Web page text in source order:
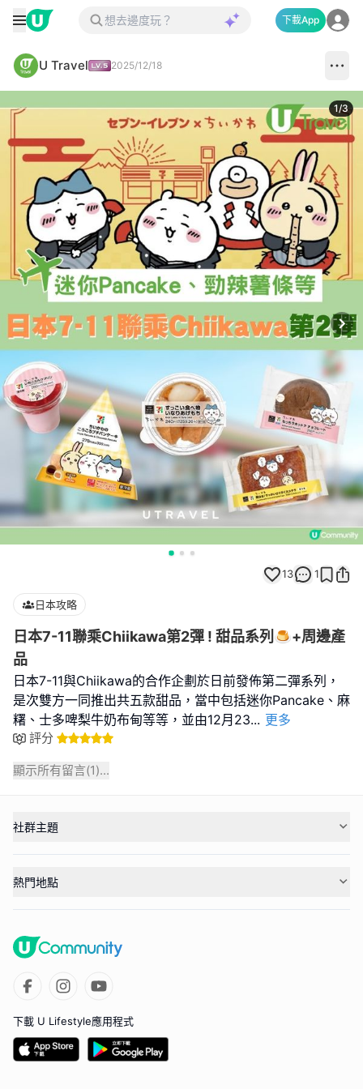
下載App
U Travel 2025/12/18
1/3
13 1
日本攻略
日本7-11聯乘Chiikawa第2彈 ! 甜品系列🍮+周邊產
品
日本7-11與Chiikawa的合作企劃於日前發佈第二彈系列，
是次雙方一同推出共五款甜品，當中包括迷你Pancake、麻
糬、士多啤梨牛奶布甸等等，並由12月23... 更多
評分
顯示所有留言(1)...
社群主題
熱門地點
下載 U Lifestyle應用程式